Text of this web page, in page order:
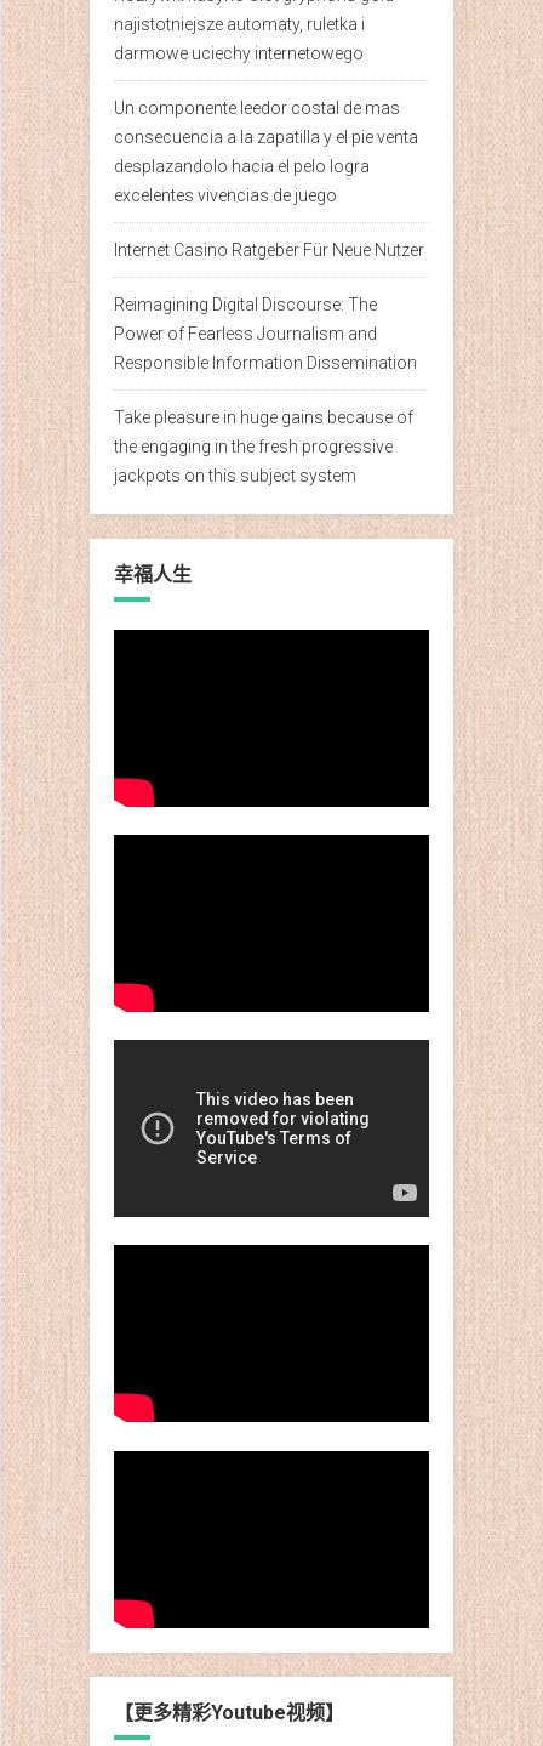
najistotniejsze automaty, ruletka i
darmowe uciechy internetowego
Un componente leedor costal de mas
consecuencia a la zapatilla y el pie venta
desplazandolo hacia el pelo logra
excelentes vivencias de juego
Internet Casino Ratgeber Für Neue Nutzer
Reimagining Digital Discourse: The
Power of Fearless Journalism and
Responsible Information Dissemination
Take pleasure in huge gains because of
the engaging in the fresh progressive
jackpots on this subject system
幸福人生
【更多精彩Youtube视频】